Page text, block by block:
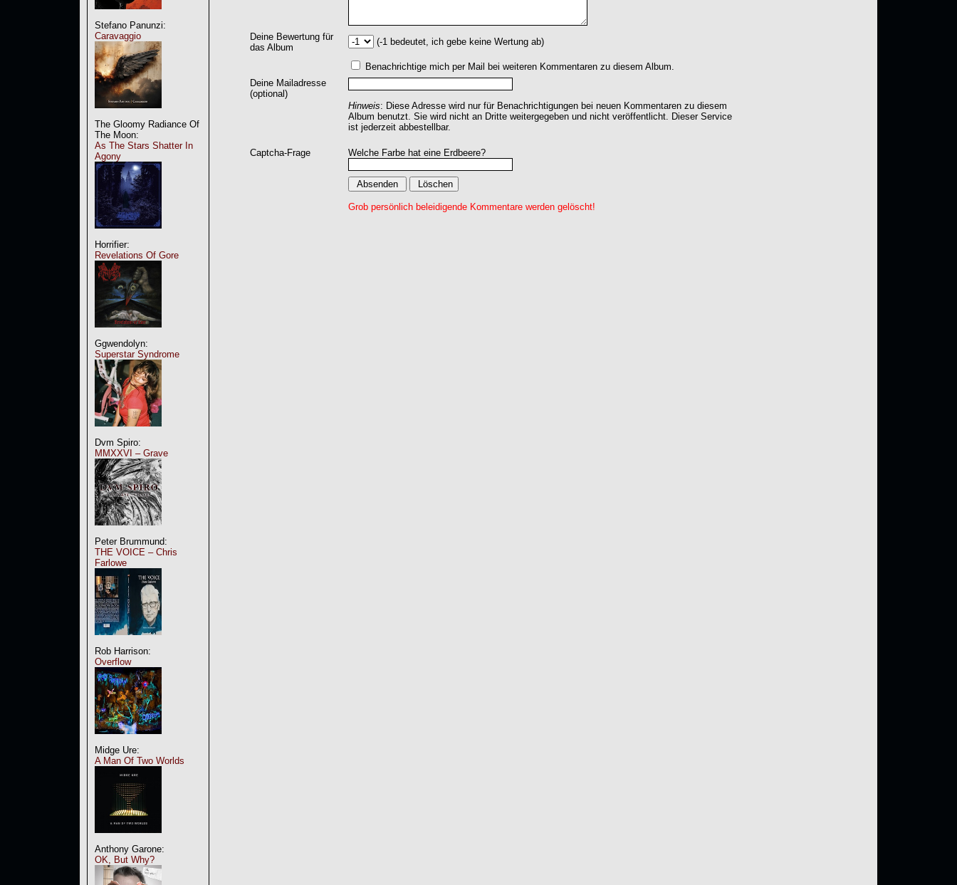
Stefano Panunzi:
Caravaggio
The Gloomy Radiance Of
The Moon:
As The Stars Shatter In
Agony
Horrifier:
Revelations Of Gore
Ggwendolyn:
Superstar Syndrome
Dvm Spiro:
MMXXVI – Grave
Peter Brummund:
THE VOICE – Chris
Farlowe
Rob Harrison:
Overflow
Midge Ure:
A Man Of Two Worlds
Anthony Garone:
OK, But Why?
Deine Bewertung für
das Album
(-1 bedeutet, ich gebe keine Wertung ab)
Benachrichtige mich per Mail bei weiteren Kommentaren zu diesem Album.
Deine Mailadresse
(optional)
Hinweis: Diese Adresse wird nur für Benachrichtigungen bei neuen Kommentaren zu diesem
Album benutzt. Sie wird nicht an Dritte weitergegeben und nicht veröffentlicht. Dieser Service
ist jederzeit abbestellbar.
Captcha-Frage Welche Farbe hat eine Erdbeere?
Grob persönlich beleidigende Kommentare werden gelöscht!